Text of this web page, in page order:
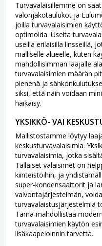
Turvavalaisillemme on
valonjakotaulukot ja
joilla turvavalaisimien
optimoida. Useita
useilla erilaisilla linsseillä,
malliselle alueelle, kuten
mahdollisimman laajalle
turvavalaisimien määrän
pienenä ja
siksi, että näin voidaan
häikäisy.
YKSIKKÖ- VAI
Mallistostamme löytyy
keskusturvavalaisimia.
turvavalaisimia, jotka
Tällaiset valaisimet on
kiinteistöihin, ja
super-kondensaattorit ja
valvontajärjestelmän,
turvavalaistusjärjestelmiä
Tämä mahdollistaa
turvavalaisimien käytön
lisäkaapeloinnin tarvetta.